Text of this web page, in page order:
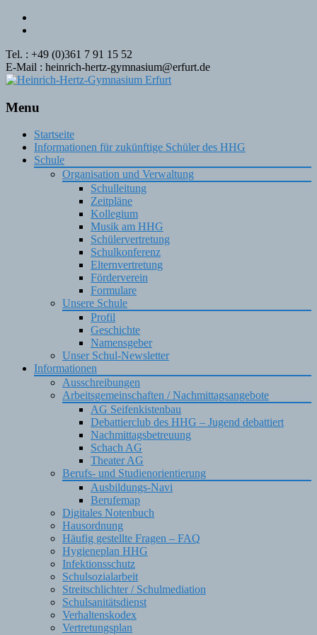
Tel. : +49 (0)361 7 91 15 52
E-Mail : heinrich-hertz-gymnasium@erfurt.de
Menu
Skip
content
Startseite
Informationen für zukünftige Schüler des HHG
Schule
Organisation und Verwaltung
Schulleitung
Zeitpläne
Kollegium
Musik am HHG
Schülervertretung
Schulkonferenz
Elternvertretung
Förderverein
Formulare
Unsere Schule
Profil
Geschichte
Namensgeber
Unser Schul-Newsletter
Informationen
Ausschreibungen
Arbeitsgemeinschaften / Nachmittagsangebote
AG Seifenkistenbau
Debattierclub des HHG – Jugend debattiert
Nachmittagsbetreuung
Schach AG
Theater AG
Berufs- und Studienorientierung
Ausbildungs-Navi
Berufemap
Digitales Notenbuch
Hausordnung
Häufig gestellte Fragen – FAQ
Hygieneplan HHG
Infektionsschutz
Schulsozialarbeit
Streitschlichter / Schulmediation
Schulsanitätsdienst
Verhaltenskodex
Vertretungsplan